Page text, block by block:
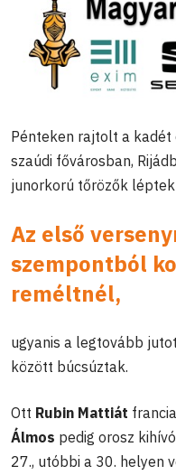
Pénteken rajtolt a kadét
szaúdi fővárosban,
junorkorú tőrözők
Az első
szempontból
reméltnél,
ugyanis a legtovább
között búcsúztak.
Ott Rubin Mattiát
Álmos pedig orosz
27., utóbbi a 30. helyen